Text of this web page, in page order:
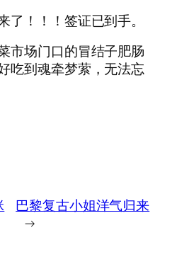
了！！！签证已到手。
市场门口的冒结子肥肠
吃到魂牵梦萦，无法忘
巴黎复古小姐洋气归来
→